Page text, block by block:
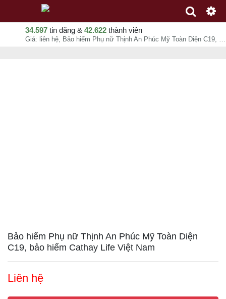
34.597 tin đăng & 42.622 thành viên
Giá: liên hệ, Bảo hiểm Phụ nữ Thịnh An Phúc Mỹ Toàn Diện C19, bảo hiểm Cathay Life Việt Nam, Võ Xuân Nguyên, chuyên mục Bảo hiểm tại Quận 1 - Hồ Chí Minh - 07-08-2026 05:02:48
Bảo hiểm Phụ nữ Thịnh An Phúc Mỹ Toàn Diện
C19, bảo hiểm Cathay Life Việt Nam
Liên hệ